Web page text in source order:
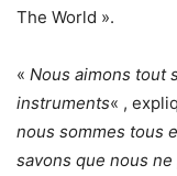
The World ».
« Nous aimons tout
instruments« ,
nous sommes tous
savons que nous